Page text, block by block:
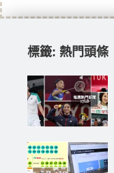
標籤: 熱門頭條